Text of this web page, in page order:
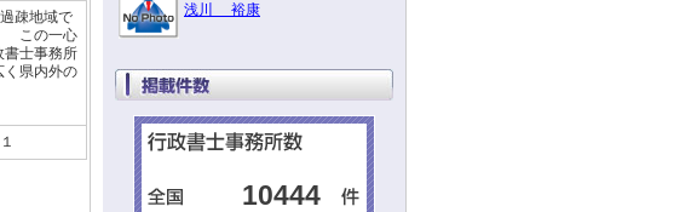
疎地域で
の一心
書士事務所
外の
浅川 裕康
10444